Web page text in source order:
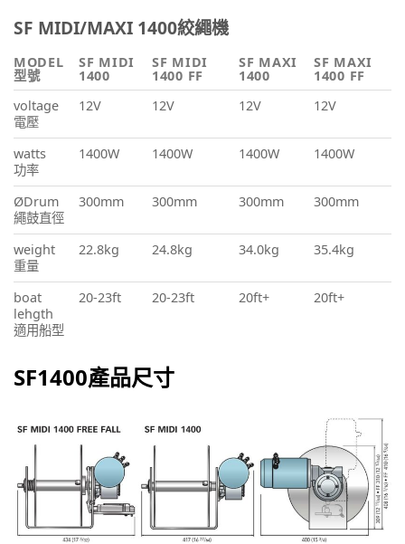
SF MIDI/MAXI 1400絞繩機
MODEL
型號
SF MIDI
1400
SF MIDI
1400 FF
SF MAXI
1400
SF MAXI
1400 FF
voltage
電壓
12V 12V 12V 12V
watts
功率
1400W 1400W 1400W 1400W
ØDrum
繩鼓直徑
300mm 300mm 300mm 300mm
weight
重量
22.8kg 24.8kg 34.0kg 35.4kg
boat
lehgth
適用船型
20-23ft 20-23ft 20ft+ 20ft+
SF1400產品尺寸